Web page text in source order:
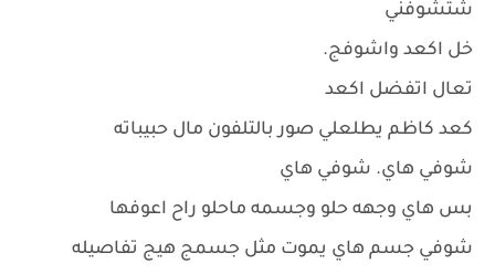
شتشوفني
خل اكعد واشوفج.
تعال اتفضل اكعد
كعد كاظم يطلعلي صور بالتلفون مال حبيباته
شوفي هاي. شوفي هاي
بس هاي وجهه حلو وجسمه ماحلو راح اعوفها
شوفي جسم هاي يموت مثل جسمج هيج تفاصيله